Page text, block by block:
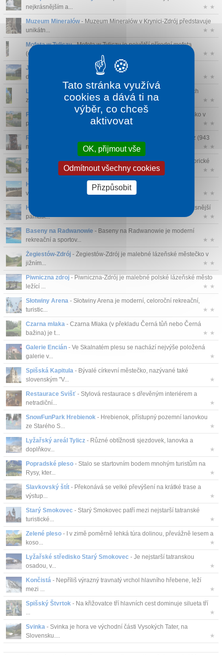
nejkrásnějším a...
★ ★
Muzeum Minerałów- Muzeum Minerałów v Krynici-Zdrój představuje
unikátn...
★ ★
Mofeta w Tyliczu- Mofeta w Tyliczu je největší přírodní mofeta
(chladný s...
★ ★
Jaworzyna Krynicka
- Jaworzyna Krynicka (1 114 m n. m.) je
dominantní hora...
★ ★
Lanové centrum ABlandia
- ABlandia je populární síť rodinných
zábavních a...
★ ★
Přírodní rezervace Bobrowisko- Přírodní rezervace Bobrowisko v
polském...
★ ★
Rozhledna na vrcholu Koziarz
- Rozhledna na vrcholu Koziarz (943
m n. m.) ...
★ ★
Zřícenina hradu Rytro- Zřícenina hradu Rytro je malebné historické
torz...
★ ★
Hala Łabowska
- Hala Łabowska je rozsáhlá horská louka a
významná přírodn...
★ ★
Hrad Dunajec
- Tento nádherný hrad u jezera patří mezi nejkrásnější
památk...
★ ★
Baseny na Radwanowie - Baseny na Radwanowie je moderní
rekreační a sportov...
★ ★
Żegiestów-Zdrój - Żegiestów-Zdrój je malebné lázeňské městečko v
jižním...
★ ★
Piwniczna zdroj - Piwniczna-Zdrój je malebné polské lázeňské město
ležící ...
★ ★
Słotwiny Arena - Słotwiny Arena je moderní, celoroční rekreační,
turistic...
★ ★
Czarna młaka - Czarna Młaka (v překladu Černá tůň nebo Černá
bažina) je t...
★ ★
Galerie Encián - Ve Skalnatém plesu se nachází nejvýše položená
galerie v...
★
Spišská Kapitula - Bývalé církevní městečko, nazývané také
slovenským "V...
★
Restaurace Svišť - Stylová restaurace s dřevěným interiérem a
netradiční...
★
SnowFunPark Hrebienok - Hrebienok, přístupný pozemní lanovkou
ze Starého S...
★
Lyžařský areál Tylicz - Různé obtížnosti sjezdovek, lanovka a
doplňkov...
★
Popradské pleso - Stalo se startovním bodem mnohým turistům na
Rysy, kter...
★
Slavkovský štít - Překonává se velké převýšení na krátké trase a
výstup...
★
Starý Smokovec - Starý Smokovec patří mezi nejstarší tatranské
turistické...
★
Zelené pleso - I v zimě poměrně lehká túra dolinou, převážně lesem a
koso...
★
Lyžařské středisko Starý Smokovec - Je nejstarší tatranskou
osadou, v...
★
Končistá - Nepříliš výrazný travnatý vrchol hlavního hřebene, leží
mezi ...
★
Spišský Štvrtok - Na křižovatce tří hlavních cest dominuje silueta tří
...
★
Svinka - Svinka je hora ve východní části Vysokých Tater, na
Slovensku....
★
Tato stránka využívá
cookies a dává ti na
výběr, co chceš
aktivovat
OK, přijmout vše
Odmítnout všechny cookies
Přizpůsobit